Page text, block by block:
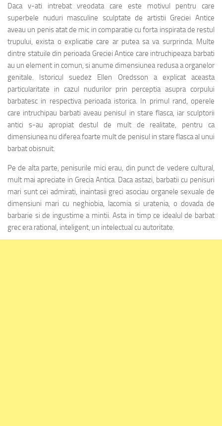
Daca v-ati intrebat vreodata care este motivul pentru care
superbele nuduri masculine sculptate de artistii Greciei Antice
aveau un penis atat de mic in comparatie cu forta inspirata de restul
trupului, exista o explicatie care ar putea sa va surprinda. Multe
dintre statuile din perioada Greciei Antice care intruchipeaza barbati
au un element in comun, si anume dimensiunea redusa a organelor
genitale. Istoricul suedez Ellen Oredsson a explicat aceasta
particularitate in cazul nudurilor prin perceptia asupra corpului
barbatesc in respectiva perioada istorica. In primul rand, operele
care intruchipau barbati aveau penisul in stare flasca, iar sculptorii
antici s-au apropiat destul de mult de realitate, pentru ca
dimensiunea nu diferea foarte mult de penisul in stare flasca al unui
barbat obisnuit.
Pe de alta parte, penisurile mici erau, din punct de vedere cultural,
mult mai apreciate in Grecia Antica. Daca astazi, barbatii cu penisuri
mari sunt cei admirati, inaintasii greci asociau organele sexuale de
dimensiuni mari cu neghiobia, lacomia si uratenia, o dovada de
barbarie si de ingustime a mintii. Asta in timp ce idealul de barbat
grec era rational, inteligent, un intelectual cu autoritate.